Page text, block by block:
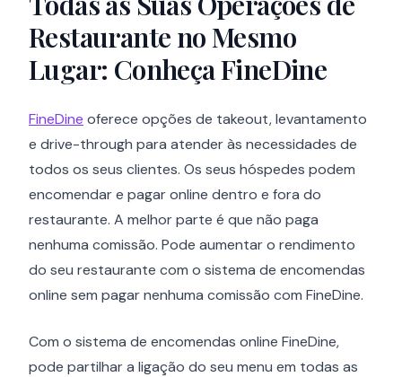
Restaurante no Mesmo
Lugar: Conheça FineDine
FineDine oferece opções de takeout, levantamento
e drive-through para atender às necessidades de
todos os seus clientes. Os seus hóspedes podem
encomendar e pagar online dentro e fora do
restaurante. A melhor parte é que não paga
nenhuma comissão. Pode aumentar o rendimento
do seu restaurante com o sistema de encomendas
online sem pagar nenhuma comissão com FineDine.
Com o sistema de encomendas online FineDine,
pode partilhar a ligação do seu menu em todas as